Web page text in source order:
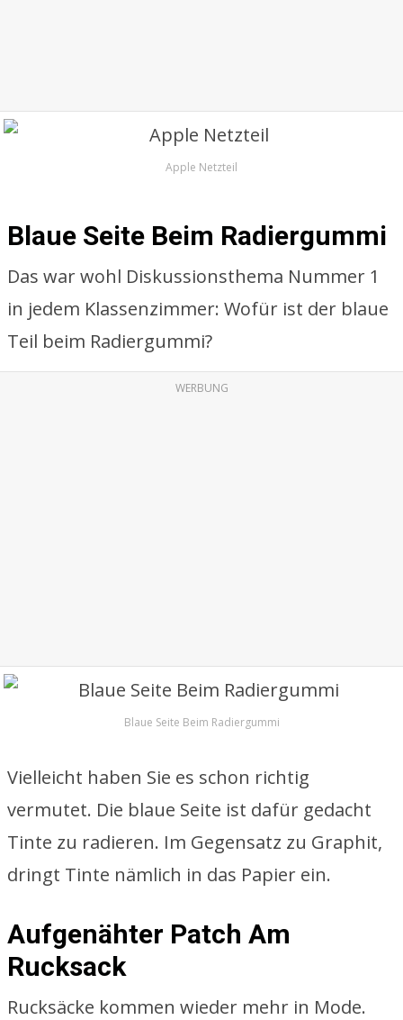
Apple Netzteil
Blaue Seite Beim Radiergummi
Das war wohl Diskussionsthema Nummer 1
in jedem Klassenzimmer: Wofür ist der blaue
Teil beim Radiergummi?
WERBUNG
Blaue Seite Beim Radiergummi
Vielleicht haben Sie es schon richtig
vermutet. Die blaue Seite ist dafür gedacht
Tinte zu radieren. Im Gegensatz zu Graphit,
dringt Tinte nämlich in das Papier ein.
Aufgenähter Patch Am
Rucksack
Rucksäcke kommen wieder mehr in Mode.